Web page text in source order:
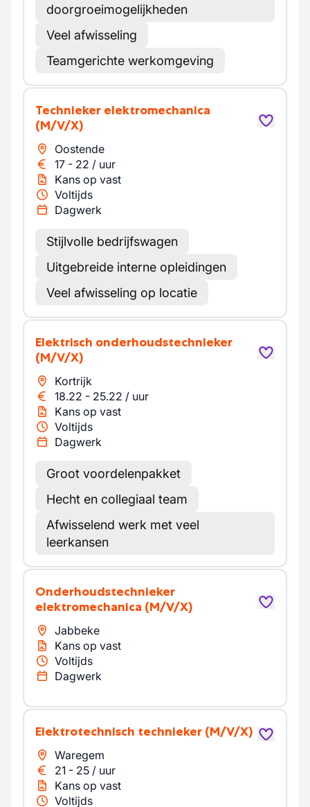
doorgroeimogelijkheden
Veel afwisseling
Teamgerichte werkomgeving
Technieker elektromechanica
(M/V/X)
Oostende
17 - 22 / uur
Kans op vast
Voltijds
Dagwerk
Stijlvolle bedrijfswagen
Uitgebreide interne opleidingen
Veel afwisseling op locatie
Elektrisch onderhoudstechnieker
(M/V/X)
Kortrijk
18.22 - 25.22 / uur
Kans op vast
Voltijds
Dagwerk
Groot voordelenpakket
Hecht en collegiaal team
Afwisselend werk met veel
leerkansen
Onderhoudstechnieker
elektromechanica (M/V/X)
Jabbeke
Kans op vast
Voltijds
Dagwerk
Elektrotechnisch technieker (M/V/X)
Waregem
21 - 25 / uur
Kans op vast
Voltijds